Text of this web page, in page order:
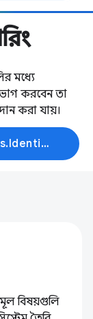
মধ্যে
ভাগ করবেন তা
করা যায়।
{% if dynamic_data.experiments.IdentityButtonTextFeature.button_variant == 'variant_a' %}আরো জানুন{% else %}শেখা শুরু করুন{% endif %}
বিষয়গুলি